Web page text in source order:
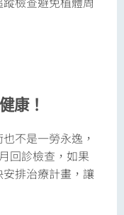
康！
不是一勞永逸，
回診檢查，如果
排治療計畫，讓